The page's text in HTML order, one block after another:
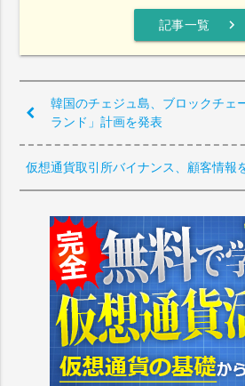
記事一覧 chevron_right
韓国のチェジュ島、ブロックチェ
ランド」計画を発表
仮想通貨取引所バイナンス、顧客情報